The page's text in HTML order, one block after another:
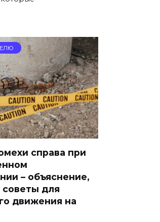
справа при
– объяснение,
для
движения на